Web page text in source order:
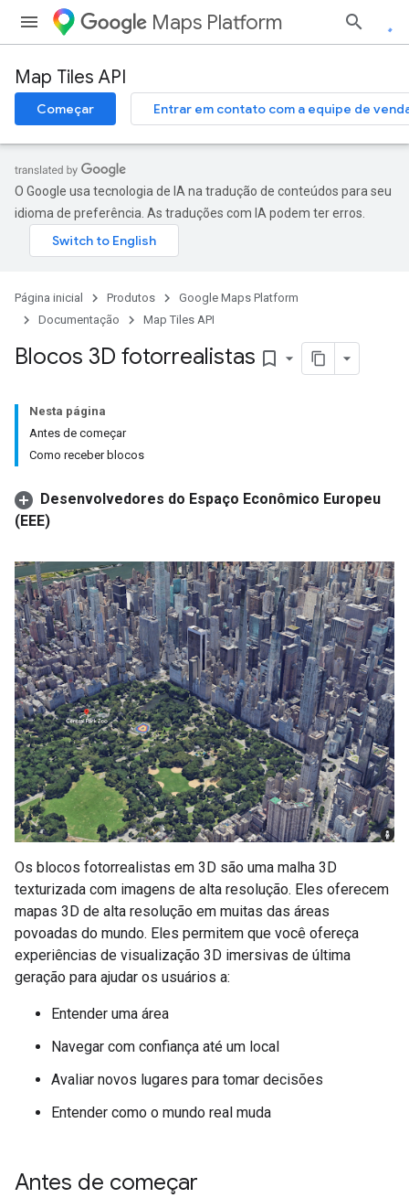
Maps Platform
Map Tiles API
Começar Entrar em contato com a equipe de
O Google usa tecnologia de IA na tradução de conteúdos para seu
idioma de preferência. As traduções com IA podem ter erros.
Página inicial Produtos
Google Maps Platform
Documentação
Map Tiles API
Blocos 3D fotorrealistas bookmark_border
Nesta página
Antes de começar
Como receber blocos
Desenvolvedores do Espaço Econômico Europeu
(EEE)
Os blocos fotorrealistas em 3D são uma malha 3D
texturizada com imagens de alta resolução. Eles oferecem
mapas 3D de alta resolução em muitas das áreas
povoadas do mundo. Eles permitem que você ofereça
experiências de visualização 3D imersivas de última
geração para ajudar os usuários a:
Entender uma área
Navegar com confiança até um local
Avaliar novos lugares para tomar decisões
Entender como o mundo real muda
Antes de começar